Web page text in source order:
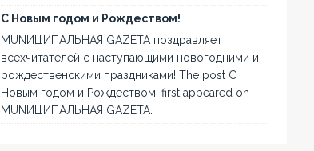
С Новым годом и Рождеством!
MUNИЦИПАЛЬНАЯ GAZЕТА поздравляет
всехчитателей с наступающими новогодними и
рождественскими праздниками! The post С
Новым годом и Рождеством! first appeared on
MUNИЦИПАЛЬНАЯ GAZЕТА.